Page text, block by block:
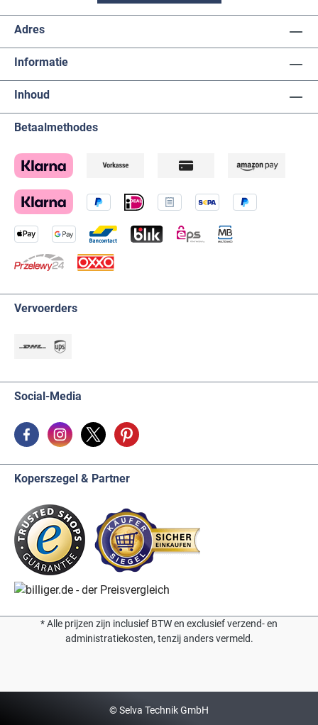
Adres
Informatie
Inhoud
Betaalmethodes
Vervoerders
Social-Media
Koperszegel & Partner
* Alle prijzen zijn inclusief BTW en exclusief verzend- en
administratiekosten, tenzij anders vermeld.
© Selva Technik GmbH